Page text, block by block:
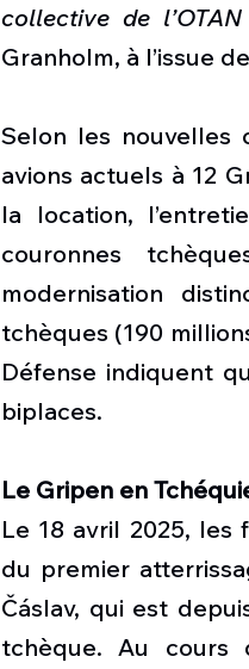
collective de l’OTAN
Granholm, à l’issue
Selon les nouvelles
avions actuels à 12
la location,
couronnes
modernisation
tchèques (190
Défense indiquent
biplaces.
Le Gripen en
Le 18 avril 2025, les
du premier
Čáslav, qui est
tchèque. Au cours